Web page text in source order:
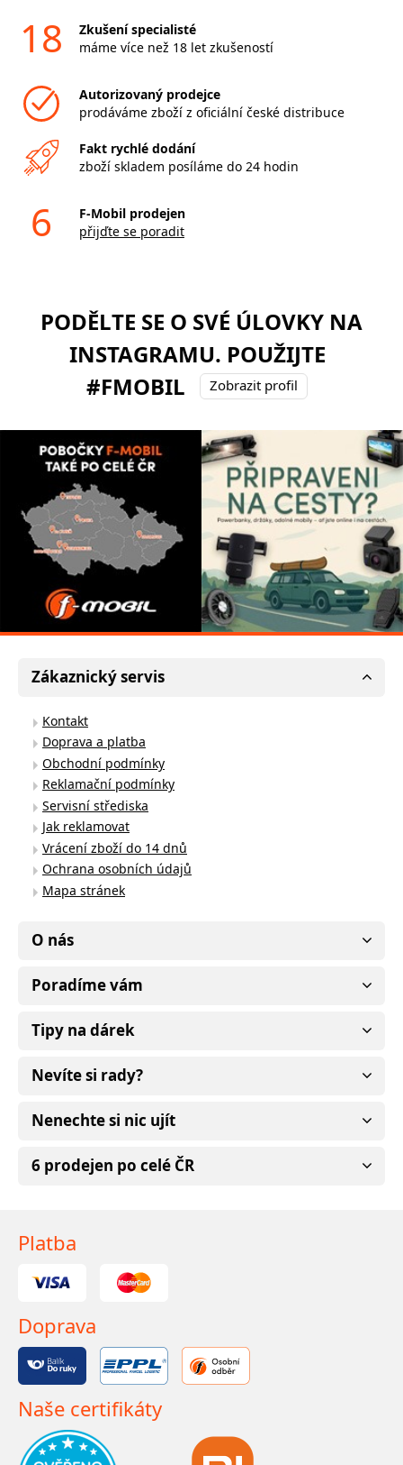
18
Zkušení specialisté
máme více než 18 let zkušeností
Autorizovaný prodejce
prodáváme zboží z oficiální české distribuce
Fakt rychlé dodání
zboží skladem posíláme do 24 hodin
6
F-Mobil prodejen
přijďte se poradit
PODĚLTE SE O SVÉ ÚLOVKY NA
INSTAGRAMU. POUŽIJTE
#FMOBIL
Zobrazit profil
Zákaznický servis
Kontakt
Doprava a platba
Obchodní podmínky
Reklamační podmínky
Servisní střediska
Jak reklamovat
Vrácení zboží do 14 dnů
Ochrana osobních údajů
Mapa stránek
O nás
Poradíme vám
Tipy na dárek
Nevíte si rady?
Nenechte si nic ujít
6 prodejen po celé ČR
Platba
Doprava
Naše certifikáty